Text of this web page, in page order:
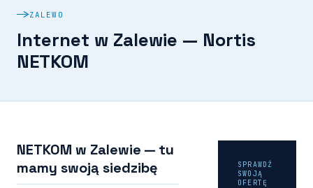
ZALEWO
Internet w Zalewie — Nortis
NETKOM
NETKOM w Zalewie — tu
mamy swoją siedzibę
SPRAWDŹ
SWOJĄ
OFERTĘ